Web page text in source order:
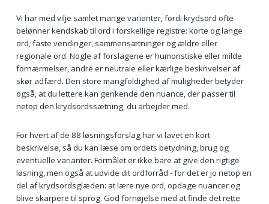
Vi har med vilje samlet mange varianter, fordi krydsord ofte
belønner kendskab til ord i forskellige registre: korte og lange
ord, faste vendinger, sammensætninger og ældre eller
regionale ord. Nogle af forslagene er humoristiske eller milde
fornærmelser, andre er neutrale eller kærlige beskrivelser af
skør adfærd. Den store mangfoldighed af muligheder betyder
også, at du lettere kan genkende den nuance, der passer til
netop den krydsordssætning, du arbejder med.
For hvert af de 88 løsningsforslag har vi lavet en kort
beskrivelse, så du kan læse om ordets betydning, brug og
eventuelle varianter. Formålet er ikke bare at give den rigtige
løsning, men også at udvide dit ordforråd - for det er jo netop en
del af krydsordsglæden: at lære nye ord, opdage nuancer og
blive skarpere til sprog. God fornøjelse med at finde det rette